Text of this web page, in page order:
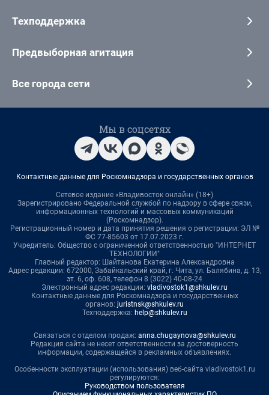
Техподдержка
Предвыборная агитация
Все города сети
Мы в соцсетях
Контактные данные для Роскомнадзора и государственных органов
Сетевое издание «Владивосток онлайн» (18+)
Зарегистрировано Федеральной службой по надзору в сфере связи,
информационных технологий и массовых коммуникаций
(Роскомнадзор).
Регистрационный номер и дата принятия решения о регистрации: ЭЛ №
ФС 77-85603 от 17.07.2023 г.
Учредитель: Общество с ограниченной ответственностью "ИНТЕРНЕТ
ТЕХНОЛОГИИ"
Главный редактор: Шайтанова Екатерина Александровна
Адрес редакции: 672000, Забайкальский край, г. Чита, ул. Балябина, д. 13,
эт. 6, оф. 608, телефон 8 (3022) 40-08-24
Электронный адрес редакции: vladivostok1@shkulev.ru
Контактные данные для Роскомнадзора и государственных
органов: juristnsk@shkulev.ru
Техподдержка: help@shkulev.ru
Связаться с отделом продаж: anna.chugaynova@shkulev.ru
Редакция сайта не несет ответственности за достоверность
информации, содержащейся в рекламных объявлениях.
Особенности эксплуатации (использования) веб-сайта vladivostok1.ru
регулируются:
Руководством пользователя